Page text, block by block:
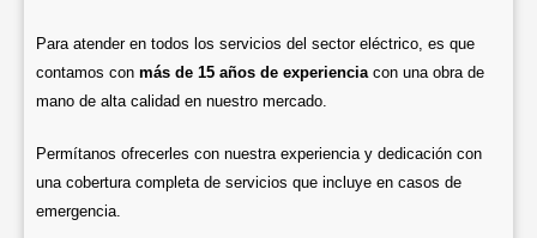
Para atender en todos los servicios del sector eléctrico, es que
contamos con más de 15 años de experiencia con una obra de
mano de alta calidad en nuestro mercado.
Permítanos ofrecerles con nuestra experiencia y dedicación con
una cobertura completa de servicios que incluye en casos de
emergencia.